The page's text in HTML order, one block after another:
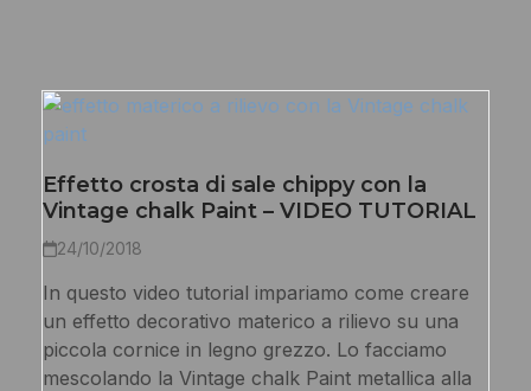
Effetto crosta di sale chippy con la
Vintage chalk Paint – VIDEO TUTORIAL
24/10/2018
In questo video tutorial impariamo come creare
un effetto decorativo materico a rilievo su una
piccola cornice in legno grezzo. Lo facciamo
mescolando la Vintage chalk Paint metallica alla